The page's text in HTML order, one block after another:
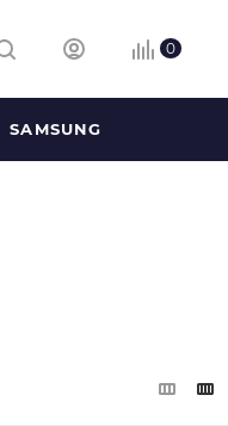
0
SAMSUNG